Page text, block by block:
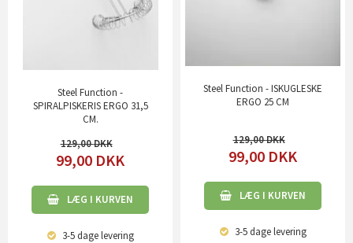
Steel Function -
SPIRALPISKERIS ERGO 31,5
CM.
129,00
99,00 DKK
LÆG I KURVEN
3-5 dagelevering
Steel Function - ISKUGLESKE
ERGO 25 CM
129,00
99,00 DKK
LÆG I KURVEN
3-5 dagelevering